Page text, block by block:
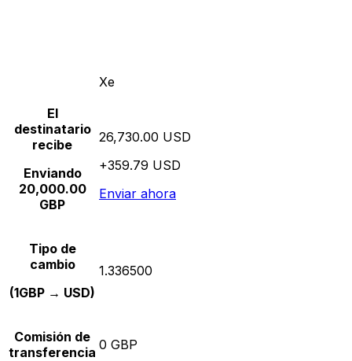
Xe
El
destinatario
recibe
Enviando
20,000.00
GBP
26,730.00 USD
+359.79 USD
Enviar ahora
Tipo de
cambio
(1GBP → USD)
1.336500
Comisión de
transferencia 0 GBP